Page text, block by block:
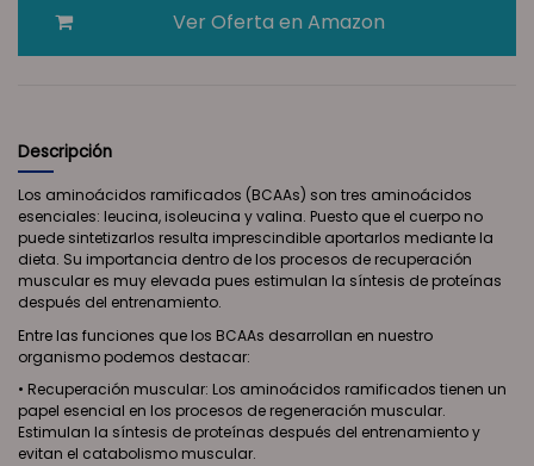
Ver Oferta en Amazon
Descripción
Los aminoácidos ramificados (BCAAs) son tres aminoácidos
esenciales: leucina, isoleucina y valina. Puesto que el cuerpo no
puede sintetizarlos resulta imprescindible aportarlos mediante la
dieta. Su importancia dentro de los procesos de recuperación
muscular es muy elevada pues estimulan la síntesis de proteínas
después del entrenamiento.
Entre las funciones que los BCAAs desarrollan en nuestro
organismo podemos destacar:
• Recuperación muscular: Los aminoácidos ramificados tienen un
papel esencial en los procesos de regeneración muscular.
Estimulan la síntesis de proteínas después del entrenamiento y
evitan el catabolismo muscular.